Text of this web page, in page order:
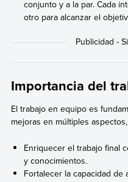
conjunto y a la par. Cada
otro para alcanzar el
Importancia del
El trabajo en equipo es
mejoras en múltiples
Enriquecer el trabajo final
y conocimientos.
Fortalecer la capacidad